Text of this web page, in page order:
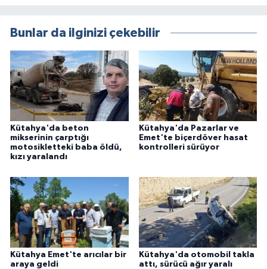
Bunlar da ilginizi çekebilir
Kütahya'da beton
mikserinin çarptığı
motosikletteki baba öldü,
kızı yaralandı
Kütahya'da Pazarlar ve
Emet'te biçerdöver hasat
kontrolleri sürüyor
Kütahya Emet'te arıcılar bir
araya geldi
Kütahya'da otomobil takla
attı, sürücü ağır yaralı